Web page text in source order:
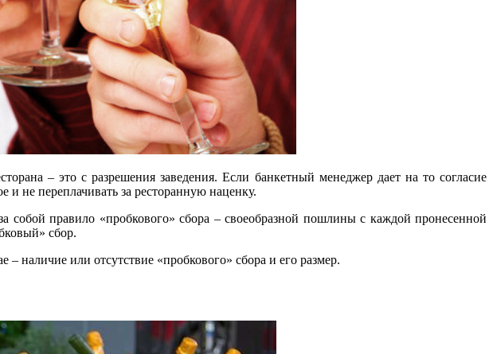
– это с разрешения заведения. Если банкетный менеджер дает на то согласие
и не переплачивать за ресторанную наценку.
правило «пробкового» сбора – своеобразной пошлины с каждой пронесенной
сбор.
наличие или отсутствие «пробкового» сбора и его размер.